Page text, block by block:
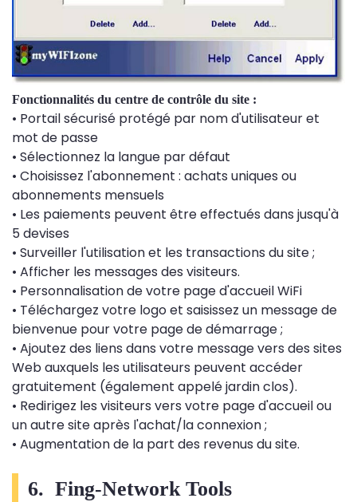
Fonctionnalités du centre de contrôle du site :
• Portail sécurisé protégé par nom d'utilisateur et
mot de passe
• Sélectionnez la langue par défaut
• Choisissez l'abonnement : achats uniques ou
abonnements mensuels
• Les paiements peuvent être effectués dans jusqu'à
5 devises
• Surveiller l'utilisation et les transactions du site ;
• Afficher les messages des visiteurs.
• Personnalisation de votre page d'accueil WiFi
• Téléchargez votre logo et saisissez un message de
bienvenue pour votre page de démarrage ;
• Ajoutez des liens dans votre message vers des sites
Web auxquels les utilisateurs peuvent accéder
gratuitement (également appelé jardin clos).
• Redirigez les visiteurs vers votre page d'accueil ou
un autre site après l'achat/la connexion ;
• Augmentation de la part des revenus du site.
6. Fing-Network Tools